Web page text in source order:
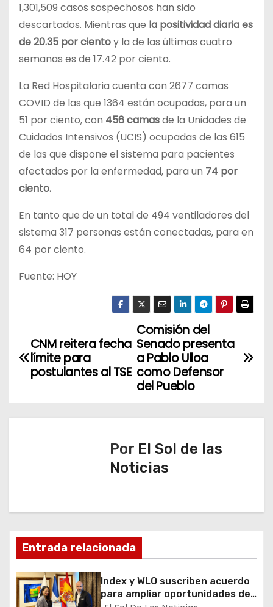
1,301,509 casos sospechosos han sido
descartados. Mientras que la positividad diaria es
de 20.35 por cientoy la de las últimas cuatro
semanas es de 17.42 por ciento.
La Red Hospitalaria cuenta con 2677 camas
COVID de las que 1364 están ocupadas, para un
51 por ciento, con 456 camasde la Unidades de
Cuidados Intensivos (UCIS) ocupadas de las 615
de las que dispone el sistema para pacientes
afectados por la enfermedad, para un 74 por
ciento.
En tanto que de un total de 494 ventiladores del
sistema 317 personas están conectadas, para en
64 por ciento.
Fuente: HOY
N
a
e
i
ó
n
d
Comisión del
Senado presenta
a Pablo Ulloa
como Defensor
del Pueblo
CNM reitera fecha
límite para
postulantes al TSE
Por El Sol de las
Noticias
Entrada relacionada
Index y WLO suscriben acuerdo
para ampliar oportunidades de